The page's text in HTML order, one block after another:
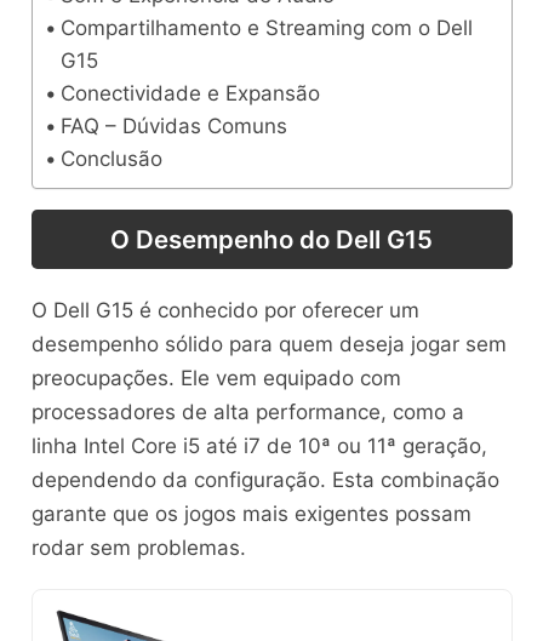
Compartilhamento e Streaming com o Dell
G15
Conectividade e Expansão
FAQ – Dúvidas Comuns
Conclusão
O Desempenho do Dell G15
O Dell G15 é conhecido por oferecer um
desempenho sólido para quem deseja jogar sem
preocupações. Ele vem equipado com
processadores de alta performance, como a
linha Intel Core i5 até i7 de 10ª ou 11ª geração,
dependendo da configuração. Esta combinação
garante que os jogos mais exigentes possam
rodar sem problemas.